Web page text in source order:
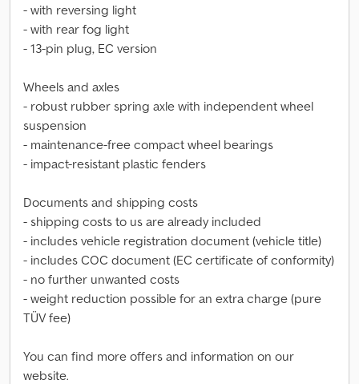
- with reversing light
- with rear fog light
- 13-pin plug, EC version
Wheels and axles
- robust rubber spring axle with independent wheel
suspension
- maintenance-free compact wheel bearings
- impact-resistant plastic fenders
Documents and shipping costs
- shipping costs to us are already included
- includes vehicle registration document (vehicle title)
- includes COC document (EC certificate of conformity)
- no further unwanted costs
- weight reduction possible for an extra charge (pure
TÜV fee)
You can find more offers and information on our
website.